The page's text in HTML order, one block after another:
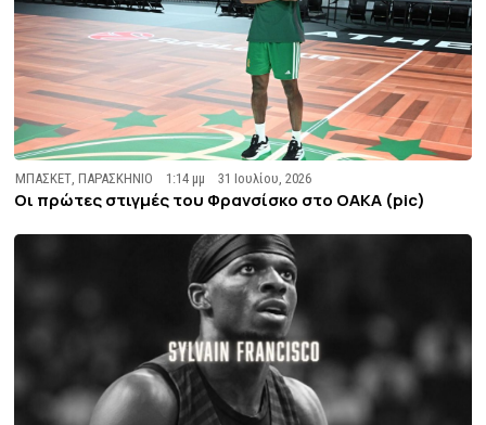
ΜΠΑΣΚΕΤ,ΠΑΡΑΣΚΗΝΙΟ 1:14 μμ 31 Ιουλίου, 2026
Οι πρώτες στιγμές του Φρανσίσκο στο ΟΑΚΑ (pic)